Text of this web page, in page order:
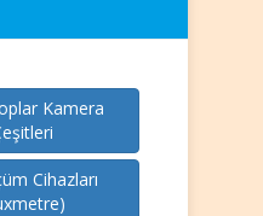
Kamera
Cihazları